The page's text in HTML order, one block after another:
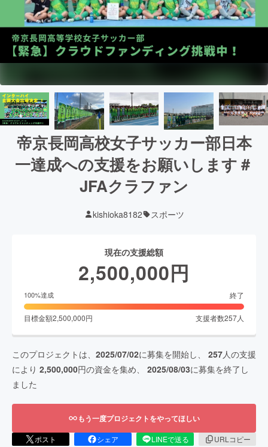
帝京長岡高校女子サッカー部日本
一達成への支援をお願いします＃
JFAクラファン
kishioka8182 スポーツ
現在の支援総額
2,500,000円
100%達成 終了
目標金額2,500,000円 支援者数257人
このプロジェクトは、 2025/07/02に募集を開始し、 257人の支援
により 2,500,000円の資金を集め、 2025/08/03に募集を終了し
ました
もう一度プロジェクトをやってほしい
ポスト シェア LINEで送る
URLコピー